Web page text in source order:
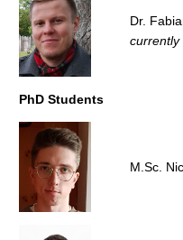
Dr.
currently
PhD Students
M.Sc.